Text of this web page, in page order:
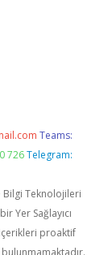
Teams:
726 Telegram:
Bilgi Teknolojileri
Yer Sağlayıcı
proaktif